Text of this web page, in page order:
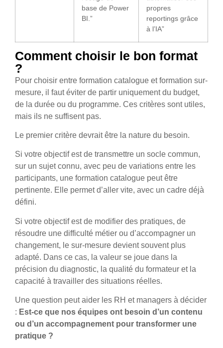
base de Power
BI.”
propres
reportings grâce
à l’IA”
Comment choisir le bon format
?
Pour choisir entre formation catalogue et formation sur-
mesure, il faut éviter de partir uniquement du budget,
de la durée ou du programme. Ces critères sont utiles,
mais ils ne suffisent pas.
Le premier critère devrait être la nature du besoin.
Si votre objectif est de transmettre un socle commun,
sur un sujet connu, avec peu de variations entre les
participants, une formation catalogue peut être
pertinente. Elle permet d’aller vite, avec un cadre déjà
défini.
Si votre objectif est de modifier des pratiques, de
résoudre une difficulté métier ou d’accompagner un
changement, le sur-mesure devient souvent plus
adapté. Dans ce cas, la valeur se joue dans la
précision du diagnostic, la qualité du formateur et la
capacité à travailler des situations réelles.
Une question peut aider les RH et managers à décider
: Est-ce que nos équipes ont besoin d’un contenu
ou d’un accompagnement pour transformer une
pratique ?